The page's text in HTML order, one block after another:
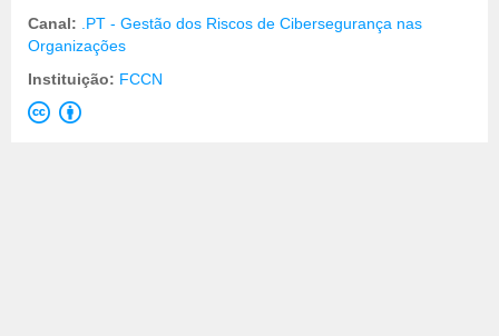
Canal:
.PT - Gestão dos Riscos de Cibersegurança nas
Organizações
Instituição: FCCN